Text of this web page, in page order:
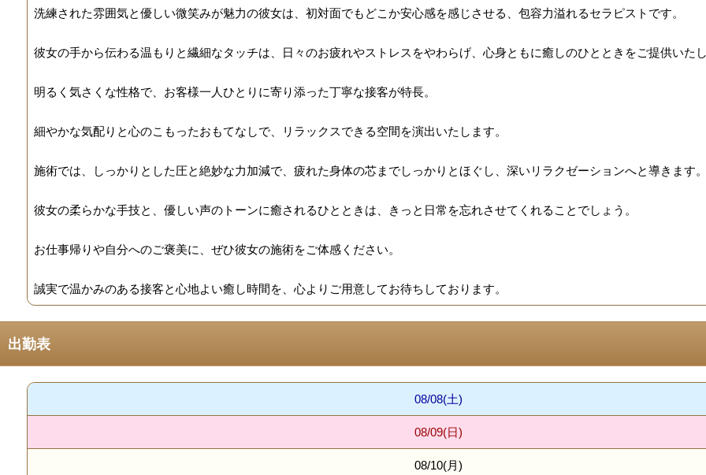
洗練された雰囲気と優しい微笑みが魅力の彼女は、初対面でもどこか安心感を感じさせる、包容力溢れるセラピストです。
彼女の手から伝わる温もりと繊細なタッチは、日々のお疲れやストレスをやわらげ、心身ともに癒しのひとときをご提供いた
明るく気さくな性格で、お客様一人ひとりに寄り添った丁寧な接客が特長。
細やかな気配りと心のこもったおもてなしで、リラックスできる空間を演出いたします。
施術では、しっかりとした圧と絶妙な力加減で、疲れた身体の芯までしっかりとほぐし、深いリラクゼーションへと導きます
彼女の柔らかな手技と、優しい声のトーンに癒されるひとときは、きっと日常を忘れさせてくれることでしょう。
お仕事帰りや自分へのご褒美に、ぜひ彼女の施術をご体感ください。
誠実で温かみのある接客と心地よい癒し時間を、心よりご用意してお待ちしております。
出勤表
08/08(土)
08/09(日)
08/10(月)